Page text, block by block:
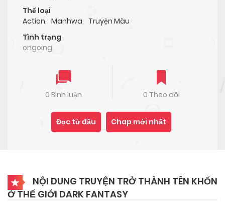
Thể loại
Action, Manhwa, Truyện Màu
Tình trạng
ongoing
0 Bình luận 0 Theo dõi
Đọc từ đầu Chap mới nhất
NỘI DUNG TRUYỆN TRỞ THÀNH TÊN KHỐN
Ở THẾ GIỚI DARK FANTASY